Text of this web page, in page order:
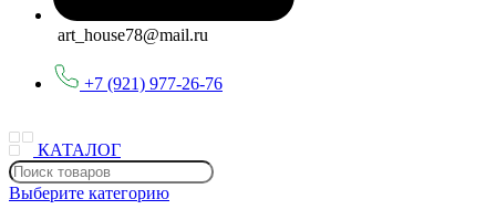
art_house78@mail.ru
+7 (921) 977-26-76
КАТАЛОГ
Выберите категорию